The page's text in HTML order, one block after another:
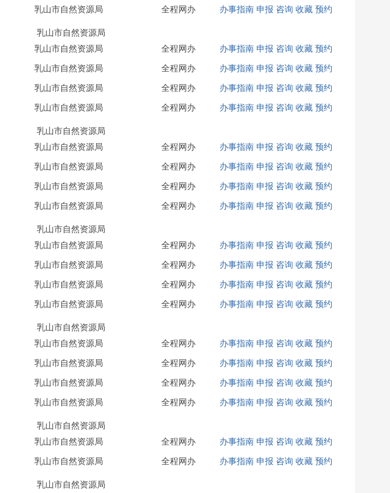
乳山市自然资源局 全程网办 办事指南 申报 咨询 收藏 预约
乳山市自然资源局
乳山市自然资源局 全程网办 办事指南 申报 咨询 收藏 预约
乳山市自然资源局 全程网办 办事指南 申报 咨询 收藏 预约
乳山市自然资源局 全程网办 办事指南 申报 咨询 收藏 预约
乳山市自然资源局 全程网办 办事指南 申报 咨询 收藏 预约
乳山市自然资源局
乳山市自然资源局 全程网办 办事指南 申报 咨询 收藏 预约
乳山市自然资源局 全程网办 办事指南 申报 咨询 收藏 预约
乳山市自然资源局 全程网办 办事指南 申报 咨询 收藏 预约
乳山市自然资源局 全程网办 办事指南 申报 咨询 收藏 预约
乳山市自然资源局
乳山市自然资源局 全程网办 办事指南 申报 咨询 收藏 预约
乳山市自然资源局 全程网办 办事指南 申报 咨询 收藏 预约
乳山市自然资源局 全程网办 办事指南 申报 咨询 收藏 预约
乳山市自然资源局 全程网办 办事指南 申报 咨询 收藏 预约
乳山市自然资源局
乳山市自然资源局 全程网办 办事指南 申报 咨询 收藏 预约
乳山市自然资源局 全程网办 办事指南 申报 咨询 收藏 预约
乳山市自然资源局 全程网办 办事指南 申报 咨询 收藏 预约
乳山市自然资源局 全程网办 办事指南 申报 咨询 收藏 预约
乳山市自然资源局
乳山市自然资源局 全程网办 办事指南 申报 咨询 收藏 预约
乳山市自然资源局 全程网办 办事指南 申报 咨询 收藏 预约
乳山市自然资源局